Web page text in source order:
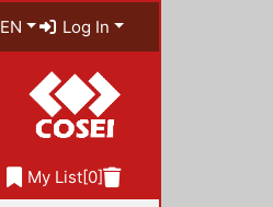
EN Log In
My List[0]